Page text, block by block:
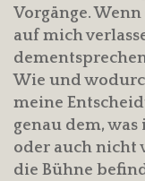
Vorgänge.
auf mich
Wie und
meine
genau dem,
oder auch nicht
die Bühne